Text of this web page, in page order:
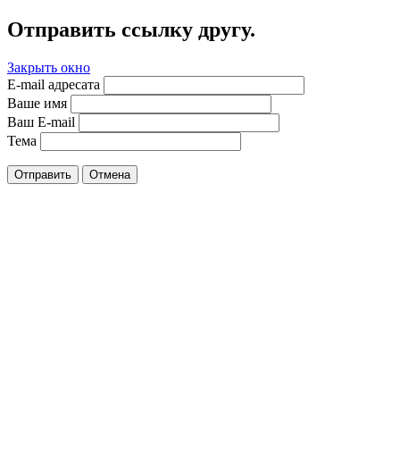
Отправить ссылку другу.
Закрыть окно
E-mail адресата
Ваше имя
Ваш E-mail
Тема
Отправить Отмена